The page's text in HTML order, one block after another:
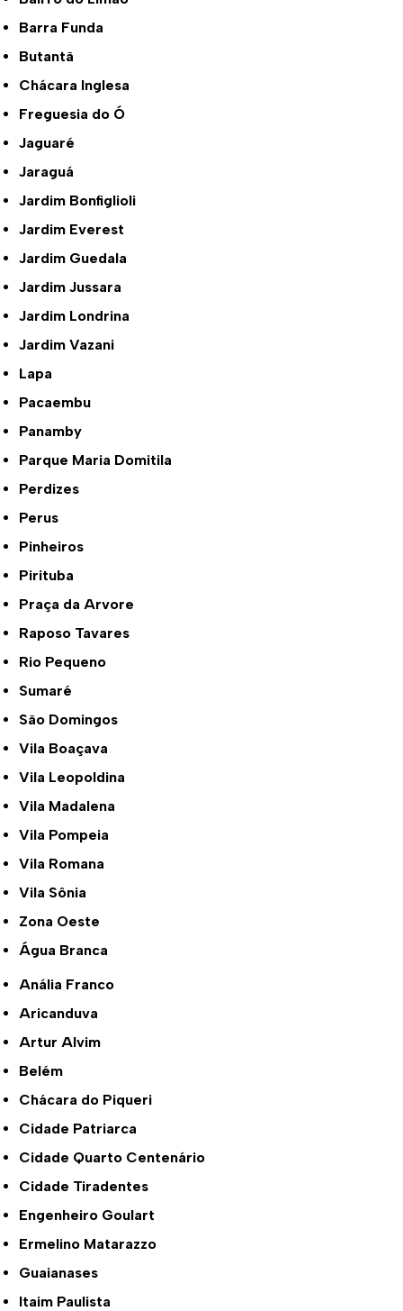
Barra Funda
Butantã
Chácara Inglesa
Freguesia do Ó
Jaguaré
Jaraguá
Jardim Bonfiglioli
Jardim Everest
Jardim Guedala
Jardim Jussara
Jardim Londrina
Jardim Vazani
Lapa
Pacaembu
Panamby
Parque Maria Domitila
Perdizes
Perus
Pinheiros
Pirituba
Praça da Arvore
Raposo Tavares
Rio Pequeno
Sumaré
São Domingos
Vila Boaçava
Vila Leopoldina
Vila Madalena
Vila Pompeia
Vila Romana
Vila Sônia
Zona Oeste
Água Branca
Anália Franco
Aricanduva
Artur Alvim
Belém
Chácara do Piqueri
Cidade Patriarca
Cidade Quarto Centenário
Cidade Tiradentes
Engenheiro Goulart
Ermelino Matarazzo
Guaianases
Itaim Paulista